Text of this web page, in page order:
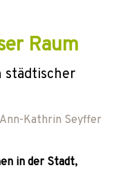
Raum
städtischer
Ann-Kathrin Seyffer
in der Stadt,